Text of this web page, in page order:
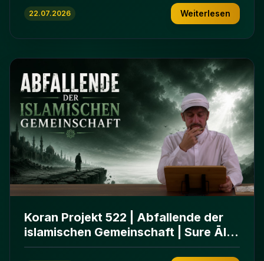
22.07.2026 Weiterlesen
Koran Projekt 522 | Abfallende der
islamischen Gemeinschaft | Sure Āl
ʿImrān 86-102